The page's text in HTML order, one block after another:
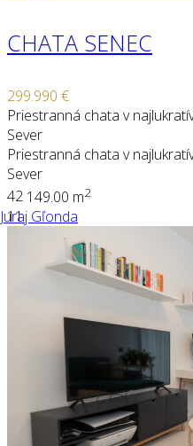
CHATA SENEC
299.990 €
Priestranná chata v
Sever
Priestranná chata v
Sever
42 149.00 m2
Juraj Gľonda
11